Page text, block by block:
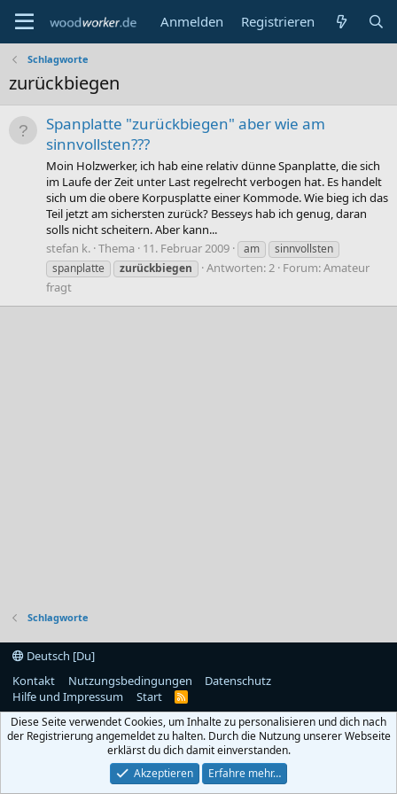
Anmelden Registrieren
Schlagworte
zurückbiegen
Spanplatte "zurückbiegen" aber wie am
sinnvollsten???
Moin Holzwerker, ich hab eine relativ dünne Spanplatte, die sich
im Laufe der Zeit unter Last regelrecht verbogen hat. Es handelt
sich um die obere Korpusplatte einer Kommode. Wie bieg ich das
Teil jetzt am sichersten zurück? Besseys hab ich genug, daran
solls nicht scheitern. Aber kann...
stefan k. Thema 11. Februar 2009 am
sinnvollsten
spanplatte
zurückbiegen Antworten: 2 Forum:Amateur
fragt
Schlagworte
Deutsch [Du]
Kontakt
Nutzungsbedingungen
Datenschutz
Hilfe und Impressum
Start
R
S
Diese Seite verwendet Cookies, um Inhalte zu personalisieren und dich nach
der Registrierung angemeldet zu halten. Durch die Nutzung unserer Webseite
erklärst du dich damit einverstanden.
Akzeptieren
Erfahre mehr…